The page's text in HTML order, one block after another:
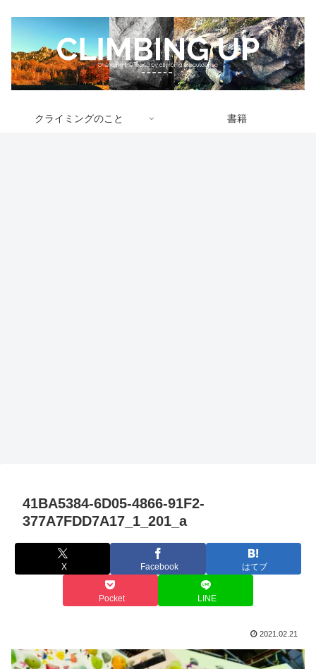
クライミングのこと 書籍
41BA5384-6D05-4866-91F2-
377A7FDD7A17_1_201_a
X Facebook はてブ
Pocket LINE
2021.02.21